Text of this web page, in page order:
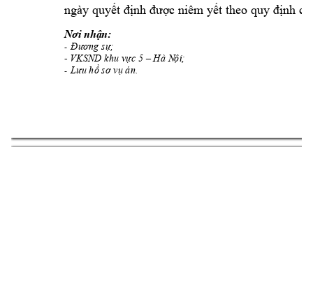
ngày quyết định được niêm yết theo quy định
Nơi nhận:
- Đương sự;
- VKSND khu vực 5 – Hà Nội;
- Lưu hồ sơ vụ án.